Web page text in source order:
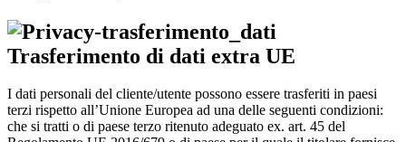
Trasferimento di dati extra UE
I dati personali del cliente/utente possono essere trasferiti in paesi
terzi rispetto all’Unione Europea ad una delle seguenti condizioni:
che si tratti o di paese terzo ritenuto adeguato ex. art. 45 del